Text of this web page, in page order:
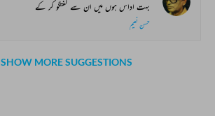
بہت اداس ہوں میں ان سے گفتگو کر کے
حسن نعیم
SHOW MORE SUGGESTIONS